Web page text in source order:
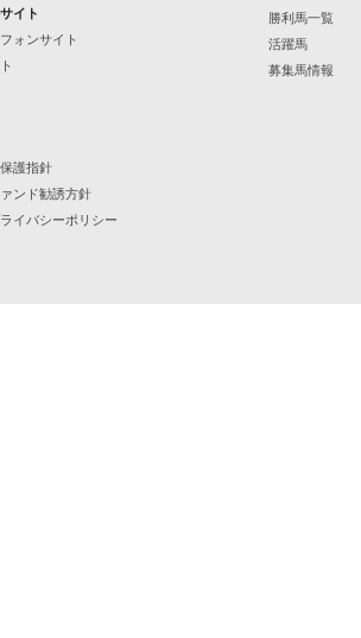
イト
ォンサイト
護指針
ンド勧誘方針
イバシーポリシー
勝利馬一覧
活躍馬
募集馬情報